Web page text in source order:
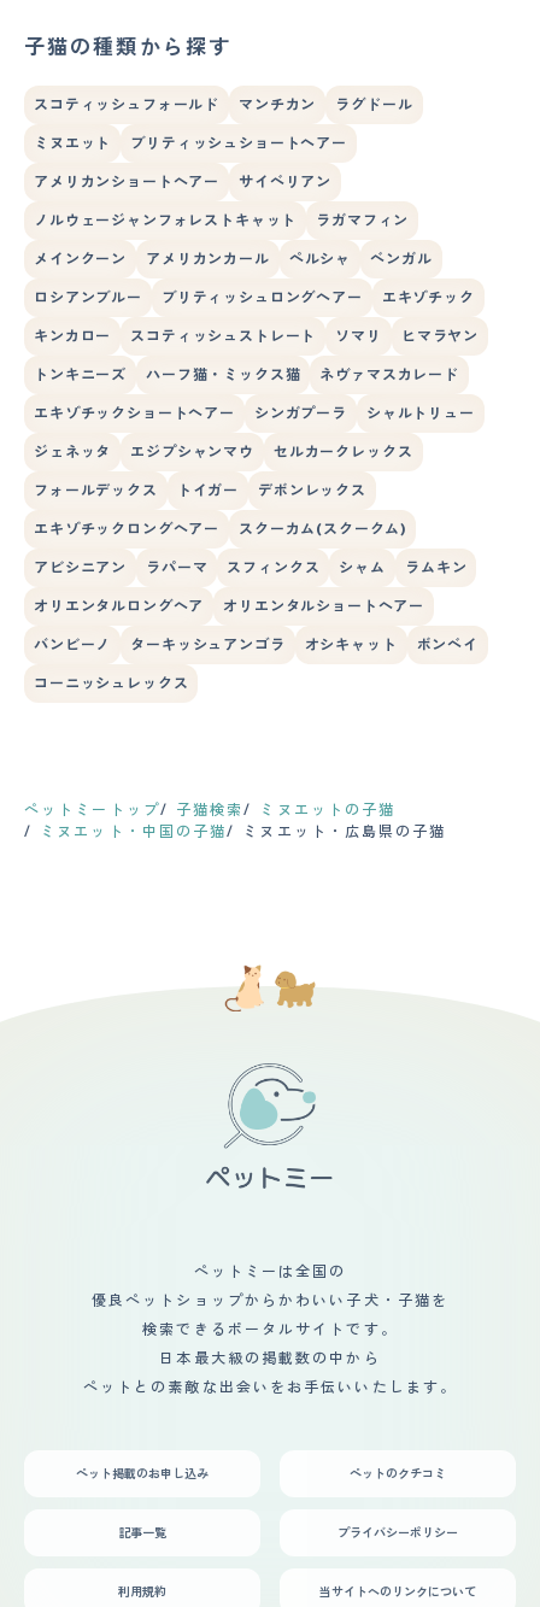
子猫の種類から探す
スコティッシュフォールド マンチカン ラグドール
ミヌエット ブリティッシュショートヘアー
アメリカンショートヘアー サイベリアン
ノルウェージャンフォレストキャット ラガマフィン
メインクーン アメリカンカール ペルシャ ベンガル
ロシアンブルー ブリティッシュロングヘアー エキゾチック
キンカロー スコティッシュストレート ソマリ ヒマラヤン
トンキニーズ ハーフ猫・ミックス猫 ネヴァマスカレード
エキゾチックショートヘアー シンガプーラ シャルトリュー
ジェネッタ エジプシャンマウ セルカークレックス
フォールデックス トイガー デボンレックス
エキゾチックロングヘアー スクーカム(スクークム)
アビシニアン ラパーマ スフィンクス シャム ラムキン
オリエンタルロングヘア オリエンタルショートヘアー
バンビーノ ターキッシュアンゴラ オシキャット ボンベイ
コーニッシュレックス
ペットミートップ 子猫検索
ミヌエットの子猫
ミヌエット・中国の子猫
ミヌエット・広島県の子猫
ペットミーは全国の
優良ペットショップからかわいい子犬・子猫を
検索できるポータルサイトです。
日本最大級の掲載数の中から
ペットとの素敵な出会いをお手伝いいたします。
ペット掲載のお申し込み ペットのクチコミ
記事一覧 プライバシーポリシー
利用規約 当サイトへのリンクについて